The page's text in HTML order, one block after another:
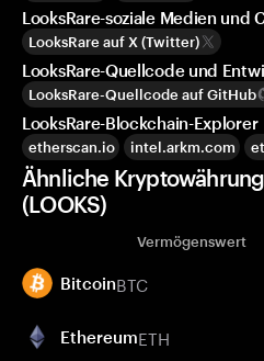
LooksRare-soziale Medien und
LooksRare auf X (Twitter)
LooksRare-Quellcode und
LooksRare-Quellcode auf GitHub
LooksRare-Blockchain-Explorer
etherscan.io intel.arkm.com
Ähnliche
(LOOKS)
Vermögenswert
BitcoinBTC
EthereumETH